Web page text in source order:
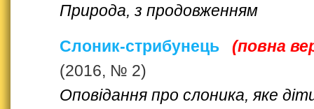
Природа, з продовженням
Слоник-стрибунець
(повна
(2016, № 2)
Оповідання про слоника, яке